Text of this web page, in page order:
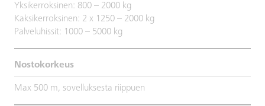
Yksikerroksinen: 800 – 2000 kg
Kaksikerroksinen: 2 x 1250 – 2000 kg
Palveluhissit: 1000 – 5000 kg
Nostokorkeus
Max 500 m, sovelluksesta riippuen